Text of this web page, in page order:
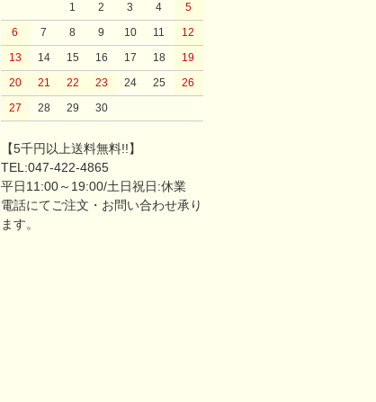
1
2 3 4
5
6
7 8 9 10 11
12
13
14 15 16 17 18
19
20
21 22 23 24 25
26
27
28 29 30
【5千円以上送料無料!!】
TEL:047-422-4865
平日11:00～19:00/土日祝日:休業
電話にてご注文・お問い合わせ承り
ます。